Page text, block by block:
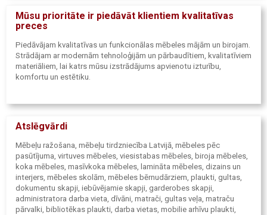
Mūsu prioritāte ir piedāvāt klientiem kvalitatīvas
preces
Piedāvājam kvalitatīvas un funkcionālas mēbeles mājām un birojam.
Strādājam ar modernām tehnoloģijām un pārbaudītiem, kvalitatīviem
materiāliem, lai katrs mūsu izstrādājums apvienotu izturību,
komfortu un estētiku.
Atslēgvārdi
Mēbeļu ražošana, mēbeļu tirdzniecība Latvijā, mēbeles pēc
pasūtījuma, virtuves mēbeles, viesistabas mēbeles, biroja mēbeles,
koka mēbeles, masīvkoka mēbeles, lamināta mēbeles, dizains un
interjers, mēbeles skolām, mēbeles bērnudārziem, plaukti, gultas,
dokumentu skapji, iebūvējamie skapji, garderobes skapji,
administratora darba vieta, dīvāni, matrači, gultas veļa, matraču
pārvalki, bibliotēkas plaukti, darba vietas, mobilie arhīvu plaukti,